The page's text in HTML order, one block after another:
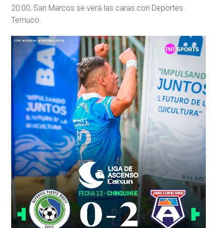
20:00, San Marcos se verá las caras con Deportes
Temuco.